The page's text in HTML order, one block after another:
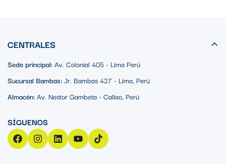
de control, incluyendo tableros eléctricos, cajas pulsadoras y
Compatibilidad con Contactos
NA/NC
Es compatible tanto con contactos normalmente abiertos (NA)
como normalmente cerrados (NC), lo que le brinda flexibilidad
en su uso en diferentes configuraciones de circuitos eléctricos.
CENTRALES
Sede principal:Av. Colonial 405 - Lima Perú
Sucursal Bambas:Jr. Bambas 427 - Lima, Perú
Almacén:Av. Nestor Gambeta - Callao, Perú